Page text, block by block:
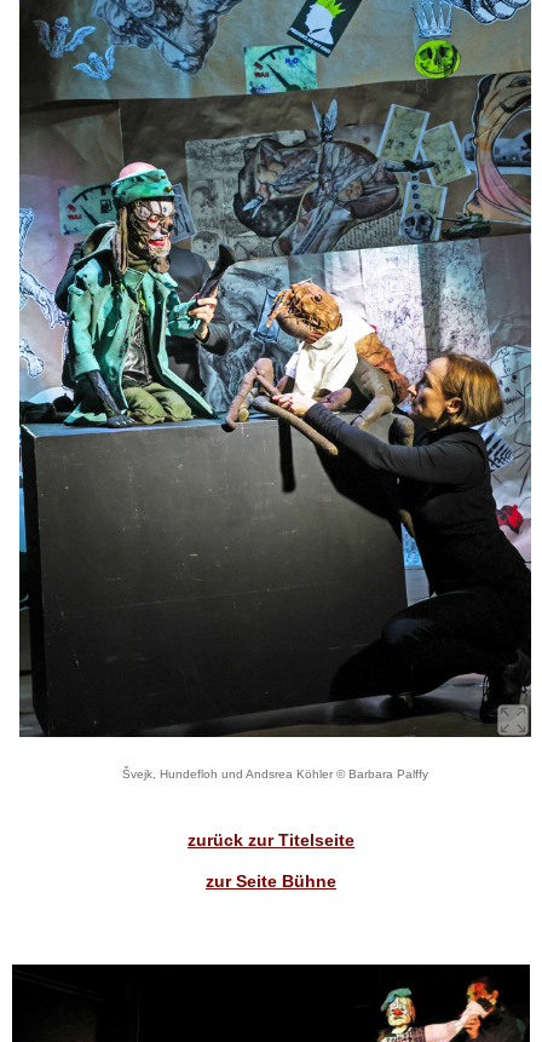
Švejk, Hundefloh und Andsrea Köhler © Barbara Palffy
zurück zur Titelseite
zur Seite Bühne